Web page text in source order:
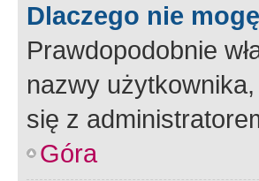
Dlaczego nie
Prawdopodobnie
nazwy
się z
Góra